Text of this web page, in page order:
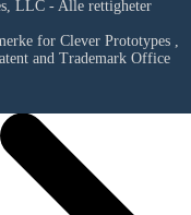
LLC - Alle rettigheter
for Clever Prototypes ,
and Trademark Office